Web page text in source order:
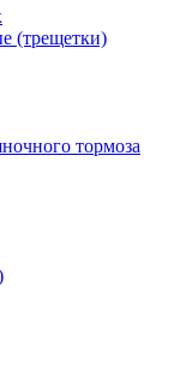
(трещетки)
тормоза